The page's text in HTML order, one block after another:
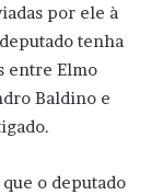
por ele à
tenha
entre Elmo
Baldino e
o deputado